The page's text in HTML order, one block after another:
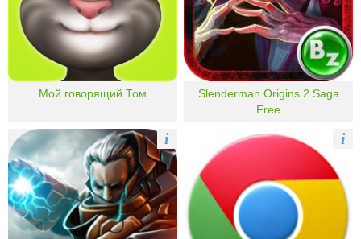
Мой говорящий Том
Slenderman Origins 2 Saga
Free
i i